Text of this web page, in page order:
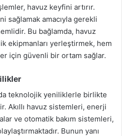
havuz keyfini artırır.
sağlamak amacıyla gerekli
Bu bağlamda, havuz
ekipmanları yerleştirmek, hem
için güvenli bir ortam sağlar.
teknolojik yeniliklerle birlikte
Akıllı havuz sistemleri, enerji
ve otomatik bakım sistemleri,
Bunun yanı